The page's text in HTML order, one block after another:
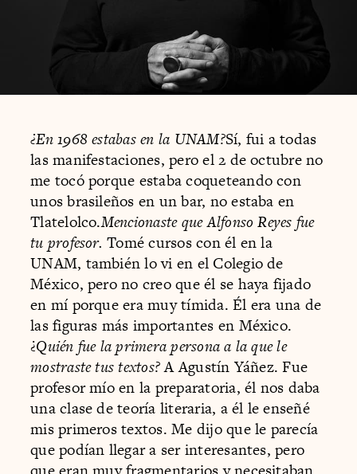
¿En 1968 estabas en la UNAM?Sí, fui a todas
las manifestaciones, pero el 2 de octubre no
me tocó porque estaba coqueteando con
unos brasileños en un bar, no estaba en
Tlatelolco.Mencionaste que Alfonso Reyes fue
tu profesor.Tomé cursos con él en la
UNAM, también lo vi en el Colegio de
México, pero no creo que él se haya fijado
en mí porque era muy tímida. Él era una de
las figuras más importantes en México.
¿Quién fue la primera persona a la que le
mostraste tus textos?A Agustín Yáñez. Fue
profesor mío en la preparatoria, él nos daba
una clase de teoría literaria, a él le enseñé
mis primeros textos. Me dijo que le parecía
que podían llegar a ser interesantes, pero